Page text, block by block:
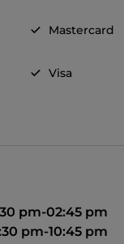
Mastercard
Visa
pm-02:45 pm
pm-10:45 pm